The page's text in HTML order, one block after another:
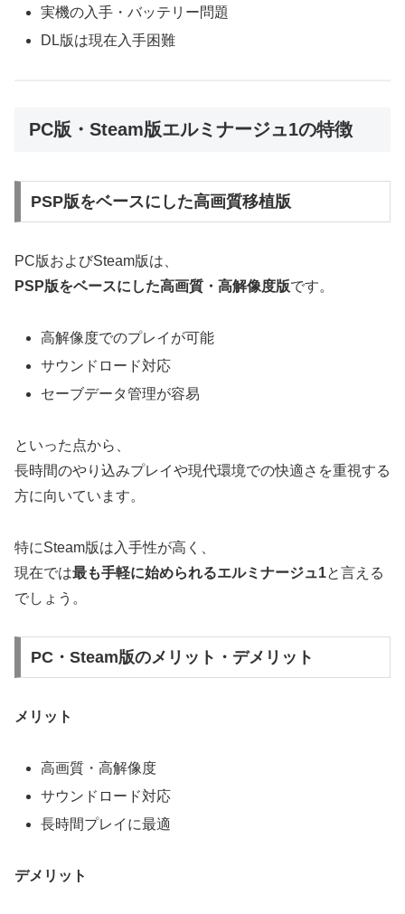
実機の入手・バッテリー問題
DL版は現在入手困難
PC版・Steam版エルミナージュ1の特徴
PSP版をベースにした高画質移植版
PC版およびSteam版は、
PSP版をベースにした高画質・高解像度版です。
高解像度でのプレイが可能
サウンドロード対応
セーブデータ管理が容易
といった点から、
長時間のやり込みプレイや現代環境での快適さを重視する
方に向いています。
特にSteam版は入手性が高く、
現在では最も手軽に始められるエルミナージュ1と言える
でしょう。
PC・Steam版のメリット・デメリット
メリット
高画質・高解像度
サウンドロード対応
長時間プレイに最適
デメリット